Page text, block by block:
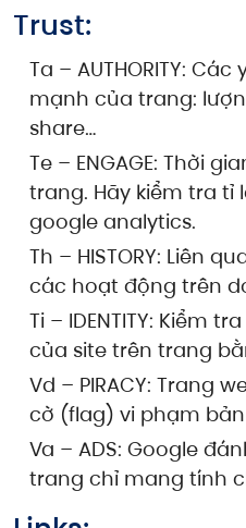
Trust:
Ta – AUTHORITY:
mạnh của trang:
share…
Te – ENGAGE: Thời
trang. Hãy kiểm tra tỉ
google analytics.
Th – HISTORY: Liên
các hoạt động trên
Ti – IDENTITY: Kiểm
của site trên trang
Vd – PIRACY: Trang
cờ (flag) vi phạm
Va – ADS: Google
trang chỉ mang tính